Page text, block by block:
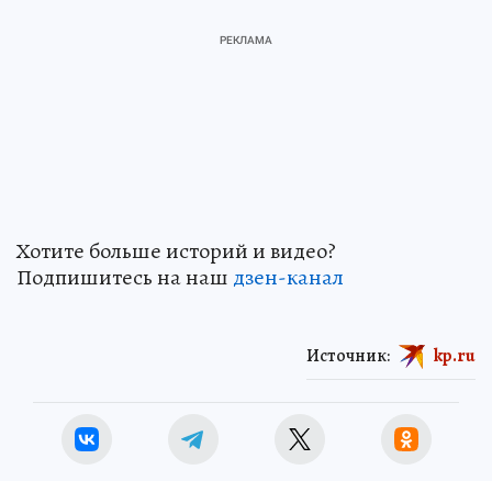
Хотите больше историй и видео?
Подпишитесь на наш дзен-канал
Источник: kp.ru